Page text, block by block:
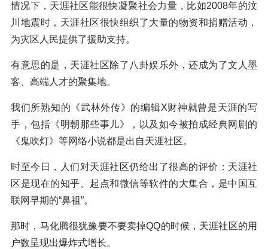
情况下，天涯社区能很快凝聚社会力量，比如2008年的汶
川地震时，天涯社区很快组织了大量的物资和捐赠活动，
为灾区人民提供了援助支持。
有意思的是，天涯社区除了八卦娱乐外，还成为了文人墨
客、高端人才的聚集地。
我们所熟知的《武林外传》的编辑X财神就曾是天涯的写
手，包括《明朝那些事儿》，以及如今被拍成经典网剧的
《鬼吹灯》等网络小说都是出自天涯社区。
时至今日，人们对天涯社区仍给出了很高的评价：天涯社
区是现在的知乎、起点和微信等软件的大集合，是中国互
联网早期的“鼻祖”。
那时，马化腾很犹豫要不要卖掉QQ的时候，天涯社区的用
户数呈现出爆炸式增长。